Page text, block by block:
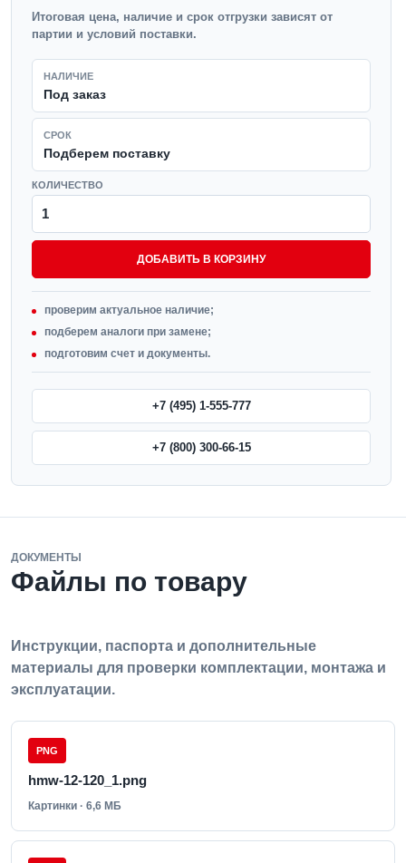
Итоговая цена, наличие и срок отгрузки зависят от
партии и условий поставки.
НАЛИЧИЕ
Под заказ
СРОК
Подберем поставку
КОЛИЧЕСТВО
ДОБАВИТЬ В КОРЗИНУ
проверим актуальное наличие;
подберем аналоги при замене;
подготовим счет и документы.
+7 (495) 1-555-777
+7 (800) 300-66-15
ДОКУМЕНТЫ
Файлы по товару
Инструкции, паспорта и дополнительные
материалы для проверки комплектации, монтажа и
эксплуатации.
PNG
hmw-12-120_1.png
Картинки · 6,6 МБ